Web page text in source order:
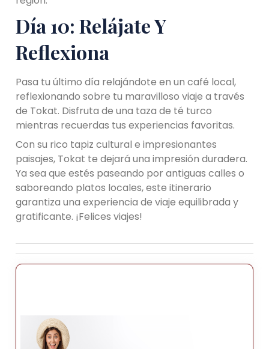
Día 10: Relájate Y
Reflexiona
Pasa tu último día relajándote en un café local,
reflexionando sobre tu maravilloso viaje a través
de Tokat. Disfruta de una taza de té turco
mientras recuerdas tus experiencias favoritas.
Con su rico tapiz cultural e impresionantes
paisajes, Tokat te dejará una impresión duradera.
Ya sea que estés paseando por antiguas calles o
saboreando platos locales, este itinerario
garantiza una experiencia de viaje equilibrada y
gratificante. ¡Felices viajes!